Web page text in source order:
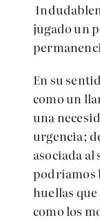
jugado un
En su
como un
una
urgencia;
asociada al
podríamos
huellas
como los